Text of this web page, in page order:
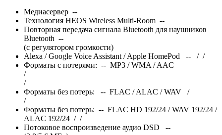
Медиасервер --
Технология HEOS Wireless Multi-Room --
Повторная передача сигнала Bluetooth для наушников
Bluetooth --
(с регулятором громкости)
Alexa / Google Voice Assistant / Apple HomePod --
/ /
Форматы с потерями: -- MP3 / WMA / AAC
/
/
Форматы без потерь: -- FLAC / ALAC / WAV
/
/
Форматы без потерь: -- FLAC HD 192/24 / WAV 192/24 /
ALAC 192/24 / /
Потоковое воспроизведение аудио DSD --